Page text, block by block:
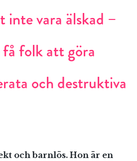
inte vara älskad –
folk att göra
och destruktiva
och barnlös. Hon är en